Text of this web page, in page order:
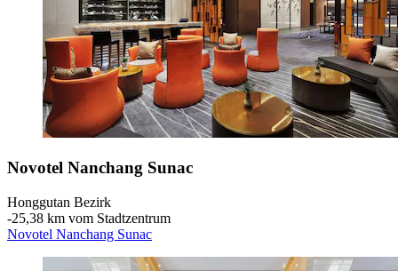
Novotel Nanchang Sunac
Honggutan Bezirk
‐25,38 km vom Stadtzentrum
Novotel Nanchang Sunac